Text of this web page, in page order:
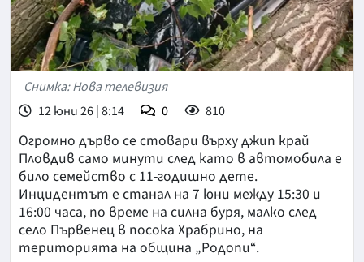
Снимка: Нова телевизия
12 юни 26 | 8:14
0 810
Огромно дърво се стовари върху джип край
Пловдив само минути след като в автомобила е
било семейство с 11-годишно дете.
Инцидентът е станал на 7 юни между 15:30 и
16:00 часа, по време на силна буря, малко след
село Първенец в посока Храбрино, на
територията на община „Родопи“.